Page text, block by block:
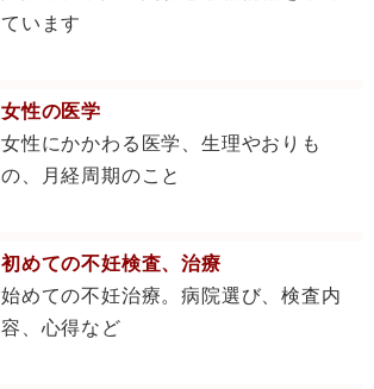
ています
女性の医学
女性にかかわる医学、生理やおりも
の、月経周期のこと
初めての不妊検査、治療
始めての不妊治療。病院選び、検査内
容、心得など